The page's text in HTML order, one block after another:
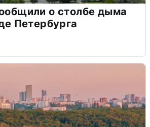
о столбе дыма
Петербурга